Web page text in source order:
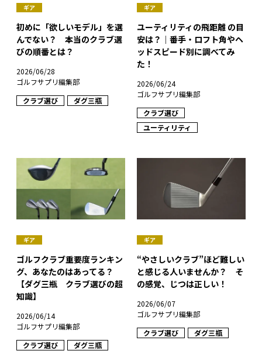
ギア
初めに「欲しいモデル」を選
んでない？ 本当のクラブ選
びの順番とは？
2026/06/28
ゴルフサプリ編集部
クラブ選び
ダグ三瓶
ギア
ユーティリティの飛距離 の目
安は？｜番手・ロフト角やヘ
ッドスピード別に調べてみ
た！
2026/06/24
ゴルフサプリ編集部
クラブ選び
ユーティリティ
ギア
ゴルフクラブ重要度ランキン
グ、あなたのはあってる？
【ダグ三瓶 クラブ選びの超
知識】
2026/06/14
ゴルフサプリ編集部
クラブ選び
ダグ三瓶
ギア
“やさしいクラブ”ほど難しい
と感じる人いませんか？ そ
の感覚、じつは正しい！
2026/06/07
ゴルフサプリ編集部
クラブ選び
ダグ三瓶